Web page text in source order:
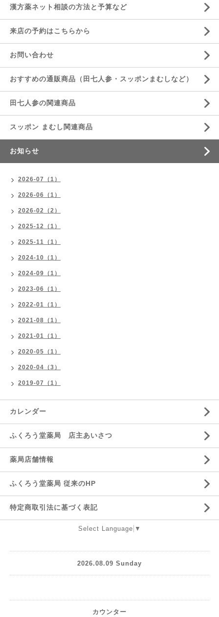
漢方薬ネット相談の方法と予算など
来店の予約はこちらから
お問い合わせ
おすすめの通販商品（田七人参・スッポンまむしなど）
田七人参の関連商品
スッポン まむし関連商品
お知らせ
2026-07（1）
2026-06（1）
2026-02（2）
2025-12（1）
2025-11（1）
2024-10（1）
2024-09（1）
2023-06（1）
2022-01（1）
2021-08（1）
2021-01（1）
2020-05（1）
2020-04（3）
2019-07（1）
カレンダー
ふくろう堂薬局 店主あいさつ
薬局店舗情報
ふくろう堂薬局 従来のHP
特定商取引法に基づく表記
Select Language ▼
2026.08.09 Sunday
カウンター